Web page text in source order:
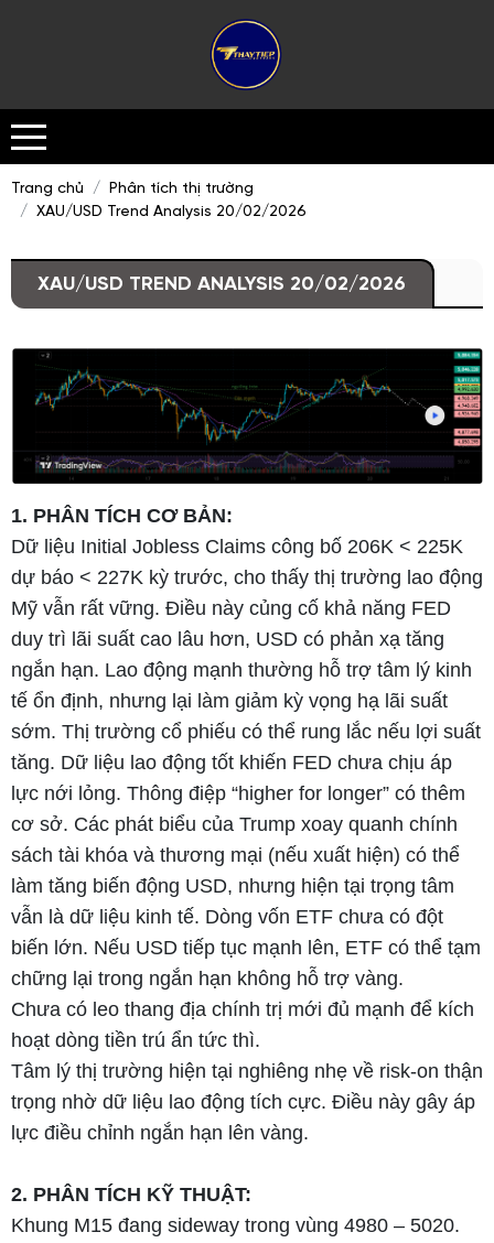
Trang chủ
Phân tích thị trường
XAU/USD Trend Analysis 20/02/2026
XAU/USD TREND ANALYSIS 20/02/2026
1. PHÂN TÍCH CƠ BẢN:
Dữ liệu Initial Jobless Claims công bố 206K < 225K
dự báo < 227K kỳ trước, cho thấy thị trường lao động
Mỹ vẫn rất vững. Điều này củng cố khả năng FED
duy trì lãi suất cao lâu hơn, USD có phản xạ tăng
ngắn hạn. Lao động mạnh thường hỗ trợ tâm lý kinh
tế ổn định, nhưng lại làm giảm kỳ vọng hạ lãi suất
sớm. Thị trường cổ phiếu có thể rung lắc nếu lợi suất
tăng. Dữ liệu lao động tốt khiến FED chưa chịu áp
lực nới lỏng. Thông điệp “higher for longer” có thêm
cơ sở. Các phát biểu của Trump xoay quanh chính
sách tài khóa và thương mại (nếu xuất hiện) có thể
làm tăng biến động USD, nhưng hiện tại trọng tâm
vẫn là dữ liệu kinh tế. Dòng vốn ETF chưa có đột
biến lớn. Nếu USD tiếp tục mạnh lên, ETF có thể tạm
chững lại trong ngắn hạn không hỗ trợ vàng.
Chưa có leo thang địa chính trị mới đủ mạnh để kích
hoạt dòng tiền trú ẩn tức thì.
Tâm lý thị trường hiện tại nghiêng nhẹ về risk-on thận
trọng nhờ dữ liệu lao động tích cực. Điều này gây áp
lực điều chỉnh ngắn hạn lên vàng.
2. PHÂN TÍCH KỸ THUẬT:
Khung M15 đang sideway trong vùng 4980 – 5020.